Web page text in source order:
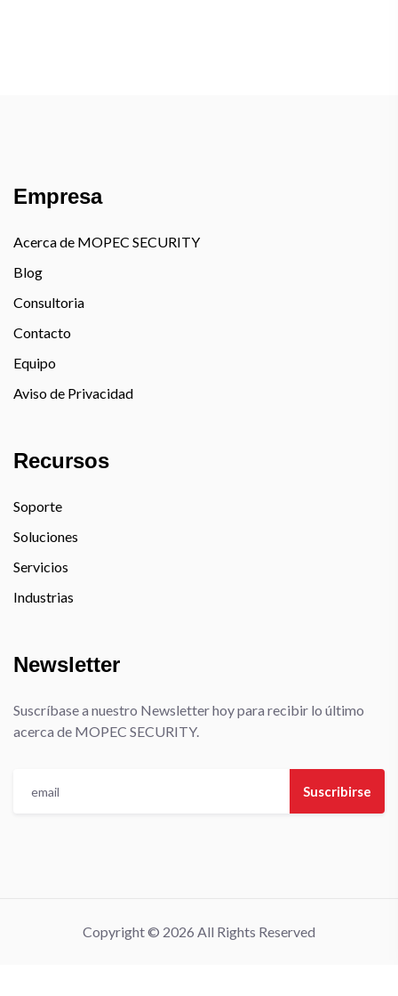
Empresa
Acerca de MOPEC SECURITY
Blog
Consultoria
Contacto
Equipo
Aviso de Privacidad
Recursos
Soporte
Soluciones
Servicios
Industrias
Newsletter
Suscríbase a nuestro Newsletter hoy para recibir lo último
acerca de MOPEC SECURITY.
Suscribirse
Copyright © 2026 All Rights Reserved